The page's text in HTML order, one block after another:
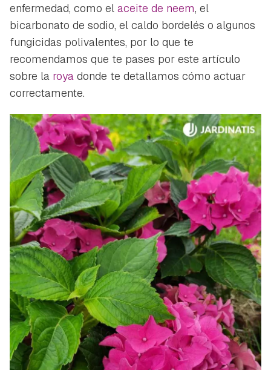
enfermedad, como el aceite de neem, el
bicarbonato de sodio, el caldo bordelés o algunos
fungicidas polivalentes, por lo que te
recomendamos que te pases por este artículo
sobre la roya donde te detallamos cómo actuar
correctamente.